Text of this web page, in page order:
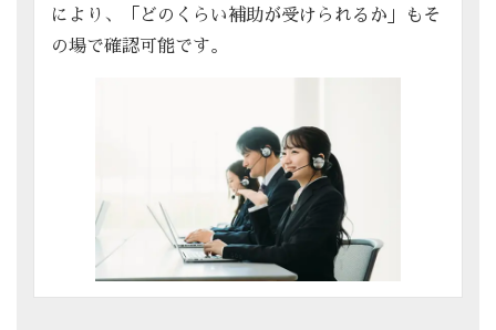
により、「どのくらい補助が受けられるか」もそ
の場で確認可能です。